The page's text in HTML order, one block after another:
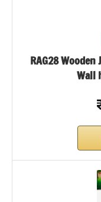
RAG28
Wall